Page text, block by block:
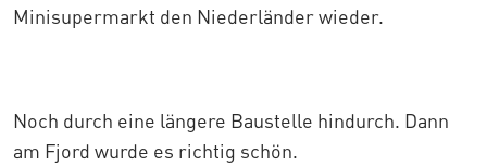
Minisupermarkt den Niederländer wieder.
Noch durch eine längere Baustelle hindurch. Dann
am Fjord wurde es richtig schön.